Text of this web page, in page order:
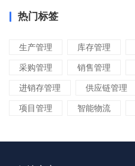
热门标签
生产管理 库存管理
采购管理 销售管理
进销存管理 供应链管理
项目管理 智能物流